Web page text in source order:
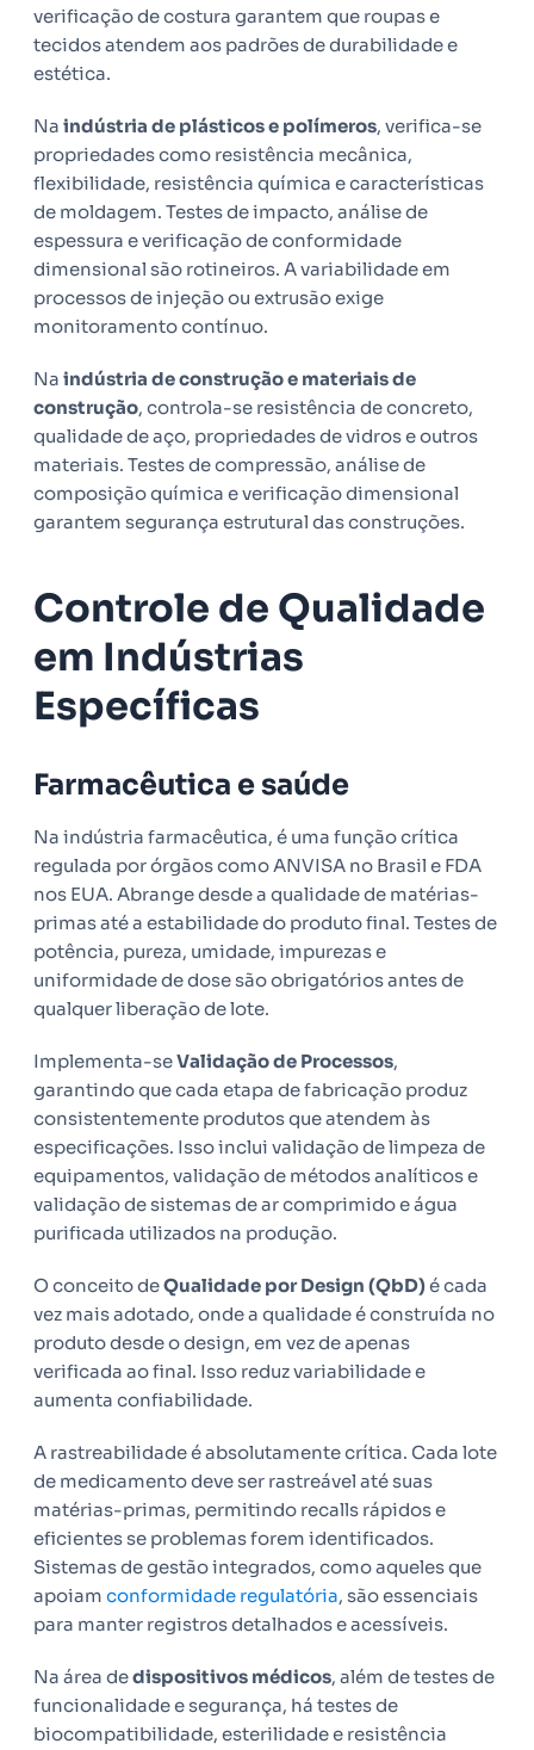
verificação de costura garantem que roupas e
tecidos atendem aos padrões de durabilidade e
estética.
Na indústria de plásticos e polímeros, verifica-se
propriedades como resistência mecânica,
flexibilidade, resistência química e características
de moldagem. Testes de impacto, análise de
espessura e verificação de conformidade
dimensional são rotineiros. A variabilidade em
processos de injeção ou extrusão exige
monitoramento contínuo.
Na indústria de construção e materiais de
construção, controla-se resistência de concreto,
qualidade de aço, propriedades de vidros e outros
materiais. Testes de compressão, análise de
composição química e verificação dimensional
garantem segurança estrutural das construções.
Controle de Qualidade
em Indústrias
Específicas
Farmacêutica e saúde
Na indústria farmacêutica, é uma função crítica
regulada por órgãos como ANVISA no Brasil e FDA
nos EUA. Abrange desde a qualidade de matérias-
primas até a estabilidade do produto final. Testes de
potência, pureza, umidade, impurezas e
uniformidade de dose são obrigatórios antes de
qualquer liberação de lote.
Implementa-seValidação de Processos,
garantindo que cada etapa de fabricação produz
consistentemente produtos que atendem às
especificações. Isso inclui validação de limpeza de
equipamentos, validação de métodos analíticos e
validação de sistemas de ar comprimido e água
purificada utilizados na produção.
O conceito deQualidade por Design (QbD)é cada
vez mais adotado, onde a qualidade é construída no
produto desde o design, em vez de apenas
verificada ao final. Isso reduz variabilidade e
aumenta confiabilidade.
A rastreabilidade é absolutamente crítica. Cada lote
de medicamento deve ser rastreável até suas
matérias-primas, permitindo recalls rápidos e
eficientes se problemas forem identificados.
Sistemas de gestão integrados, como aqueles que
apoiam conformidade regulatória, são essenciais
para manter registros detalhados e acessíveis.
Na área dedispositivos médicos, além de testes de
funcionalidade e segurança, há testes de
biocompatibilidade, esterilidade e resistência